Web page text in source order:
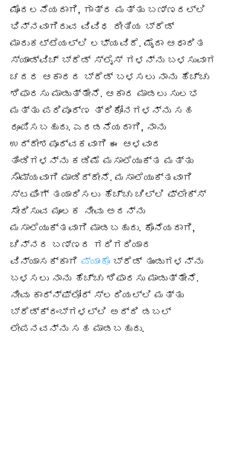
ಮೊದಲನೆಯದಾಗಿ, ಗಾತ್ರ ಮತ್ತು ಬಣ್ಣದಲ್ಲಿ
ಭಿನ್ನವಾಗಿರುವ ವಿವಿಧ ರೀತಿಯ ಬ್ರೆಡ್
ಮಾರುಕಟ್ಟೆಯಲ್ಲಿ ಲಭ್ಯವಿದೆ. ಮೈದಾ ಆಧಾರಿತ
ಸ್ಯಾಂಡ್‌ವಿಚ್ ಬ್ರೆಡ್ ಸ್ಲೈಸ್ ಗಳನ್ನು ಬಳಸುವಾಗ
ಚದರ ಆಕಾರದ ಬ್ರೆಡ್ ಬಳಸಲು ನಾನು ಹೆಚ್ಚು
ಶಿಫಾರಸು ಮಾಡುತ್ತೇನೆ. ಆಕಾರ ಮಾಡಲು ಸುಲಭ
ಮತ್ತು ಪರಿಪೂರ್ಣ ತ್ರಿಕೋನಗಳನ್ನು ಸಹ
ರೂಪಿಸಬಹುದು. ಎರಡನೆಯದಾಗಿ, ನಾನು
ಉದ್ದೇಶಪೂರ್ವಕವಾಗಿ ಈ ಆಳವಾದ
ತಿಂಡಿಗಳನ್ನು ಕಡಿಮೆ ಮಸಾಲೆಯುಕ್ತ ಮತ್ತು
ಸೌಮ್ಯವಾಗಿ ಮಾಡಿದ್ದೇನೆ. ಮಸಾಲೆಯುಕ್ತವಾಗಿ
ಸ್ಟಫಿಂಗ್ ತಯಾರಿಸಲು ಹೆಚ್ಚು ಚಿಲ್ಲಿ ಫ್ಲೇಕ್ಸ್
ಸೇರಿಸುವ ಮೂಲಕ ನೀವು ಅದನ್ನು
ಮಸಾಲೆಯುಕ್ತವಾಗಿ ಮಾಡಬಹುದು. ಕೊನೆಯದಾಗಿ,
ಚಿನ್ನದ ಬಣ್ಣದ ಗರಿಗರಿಯಾದ
ವಿನ್ಯಾಸಕ್ಕಾಗಿ ಪ್ಯಾಂಕೊ ಬ್ರೆಡ್ ತುಂಡುಗಳನ್ನು
ಬಳಸಲು ನಾನು ಹೆಚ್ಚು ಶಿಫಾರಸು ಮಾಡುತ್ತೇನೆ.
ನೀವು ಕಾರ್ನ್‌ಫ್ಲೋರ್ ಸ್ಲರಿಯಲ್ಲಿ ಮತ್ತು
ಬ್ರೆಡ್‌ಕ್ರಂಬ್‌ಗಳಲ್ಲಿ ಅದ್ದಿ ಡಬಲ್
ಲೇಪನವನ್ನು ಸಹ ಮಾಡಬಹುದು.